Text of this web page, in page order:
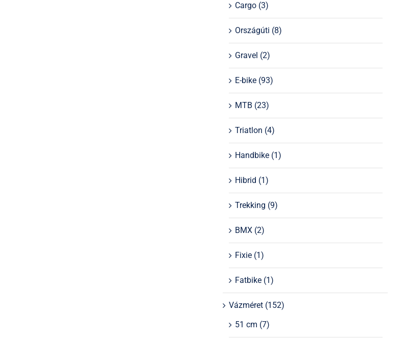
Cargo (3)
Országúti (8)
Gravel (2)
E-bike (93)
MTB (23)
Triatlon (4)
Handbike (1)
Hibrid (1)
Trekking (9)
BMX (2)
Fixie (1)
Fatbike (1)
Vázméret (152)
51 cm (7)